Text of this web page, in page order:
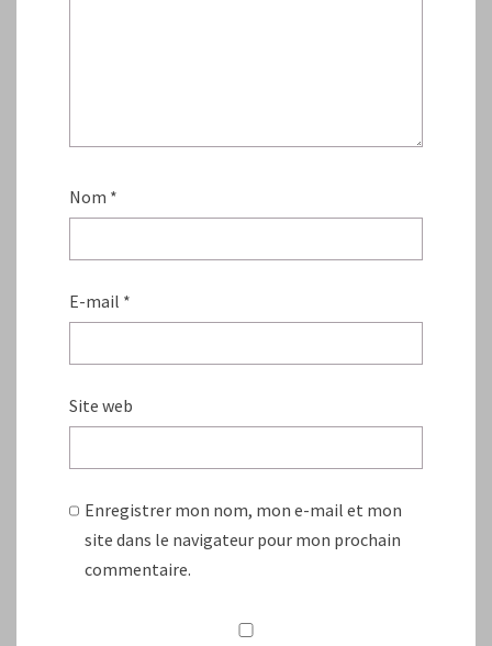
Nom *
E-mail *
Site web
Enregistrer mon nom, mon e-mail et mon
site dans le navigateur pour mon prochain
commentaire.